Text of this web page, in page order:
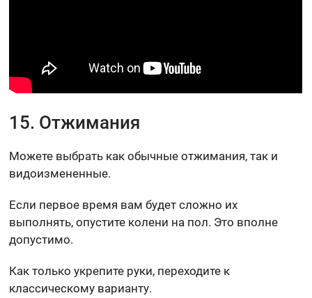
15. Отжимания
Можете выбрать как обычные отжимания, так и
видоизмененные.
Если первое время вам будет сложно их
выполнять, опустите колени на пол. Это вполне
допустимо.
Как только укрепите руки, переходите к
классическому варианту.